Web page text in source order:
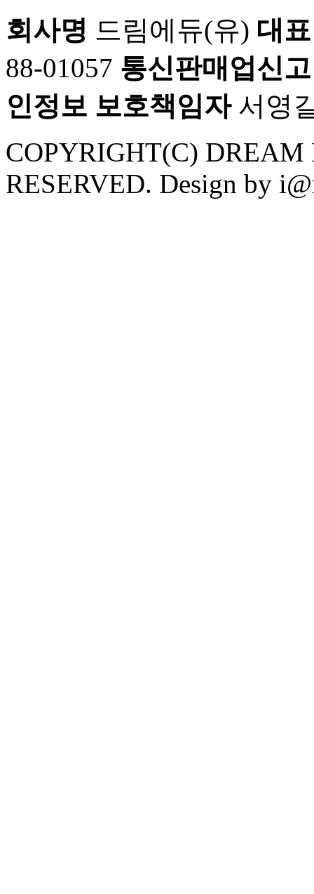
회사명 드림에듀(유) 대표
88-01057 통신판매업신
인정보 보호책임자서영
COPYRIGHT(C)
RESERVED. Design by